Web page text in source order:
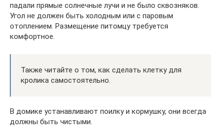
падали прямые солнечные лучи и не было сквозняков.
Угол не должен быть холодным или с паровым
отоплением. Размещение питомцу требуется
комфортное.
Также читайте о том, как сделать клетку для
кролика самостоятельно.
В домике устанавливают поилку и кормушку, они всегда
должны быть чистыми.